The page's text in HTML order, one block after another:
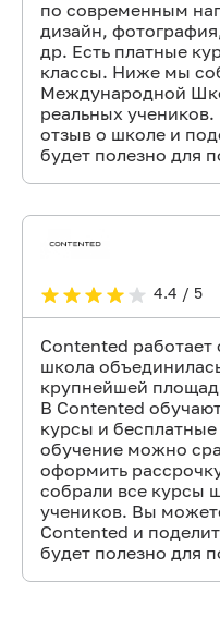
по современным
дизайн,
др. Есть платные
классы. Ниже мы
Международной
реальных
отзыв о школе и
будет полезно для
4.4 / 5
Contented работает
школа
крупнейшей
В Contented
курсы и
обучение можно
оформить
собрали все курсы
учеников. Вы
Contented и
будет полезно для